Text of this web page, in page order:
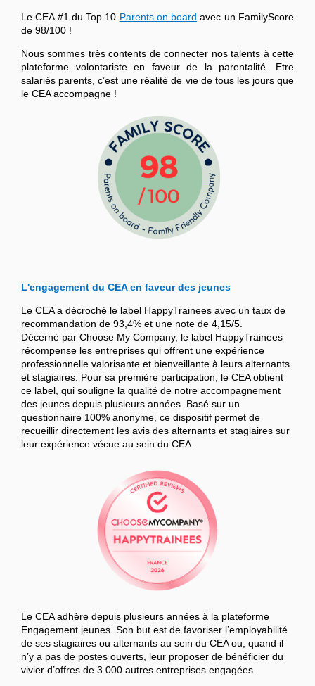
Le CEA #1 du Top 10 Parents on board avec un FamilyScore
de 98/100 !
Nous sommes très contents de connecter nos talents à cette
plateforme volontariste en faveur de la parentalité. Etre
salariés parents, c’est une réalité de vie de tous les jours que
le CEA accompagne !
L'engagement du CEA en faveur des jeunes
Le CEA a décroché le label HappyTrainees avec un taux de
recommandation de 93,4% et une note de 4,15/5.
Décerné par Choose My Company, le label HappyTrainees
récompense les entreprises qui offrent une expérience
professionnelle valorisante et bienveillante à leurs alternants
et stagiaires. Pour sa première participation, le CEA obtient
ce label, qui souligne la qualité de notre accompagnement
des jeunes depuis plusieurs années. Basé sur un
questionnaire 100% anonyme, ce dispositif permet de
recueillir directement les avis des alternants et stagiaires sur
leur expérience vécue au sein du CEA.
Le CEA adhère depuis plusieurs années à la plateforme
Engagement jeunes. Son but est de favoriser l’employabilité
de ses stagiaires ou alternants au sein du CEA ou, quand il
n’y a pas de postes ouverts, leur proposer de bénéficier du
vivier d’offres de 3 000 autres entreprises engagées.